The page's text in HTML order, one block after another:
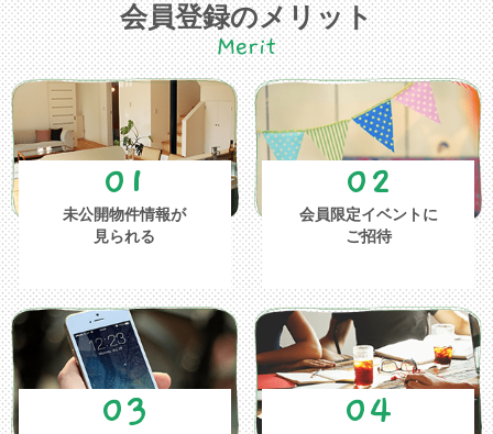
会員登録のメリット
Merit
01
未公開物件情報が
見られる
02
会員限定イベントに
ご招待
03 04